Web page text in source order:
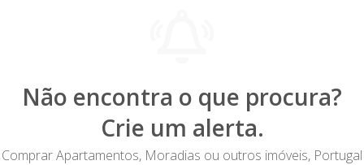
Não encontra o que procura?
Crie um alerta.
Comprar Apartamentos, Moradias ou outros imóveis, Portugal